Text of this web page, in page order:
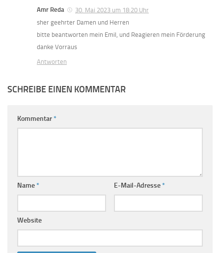
Amr Reda
30. Mai 2023 um 18:20 Uhr
sher geehrter Damen und Herren
bitte beantworten mein Emil, und Reagieren mein Förderung
danke Vorraus
Antworten
SCHREIBE EINEN KOMMENTAR
Kommentar*
Name* E-Mail-Adresse*
Website